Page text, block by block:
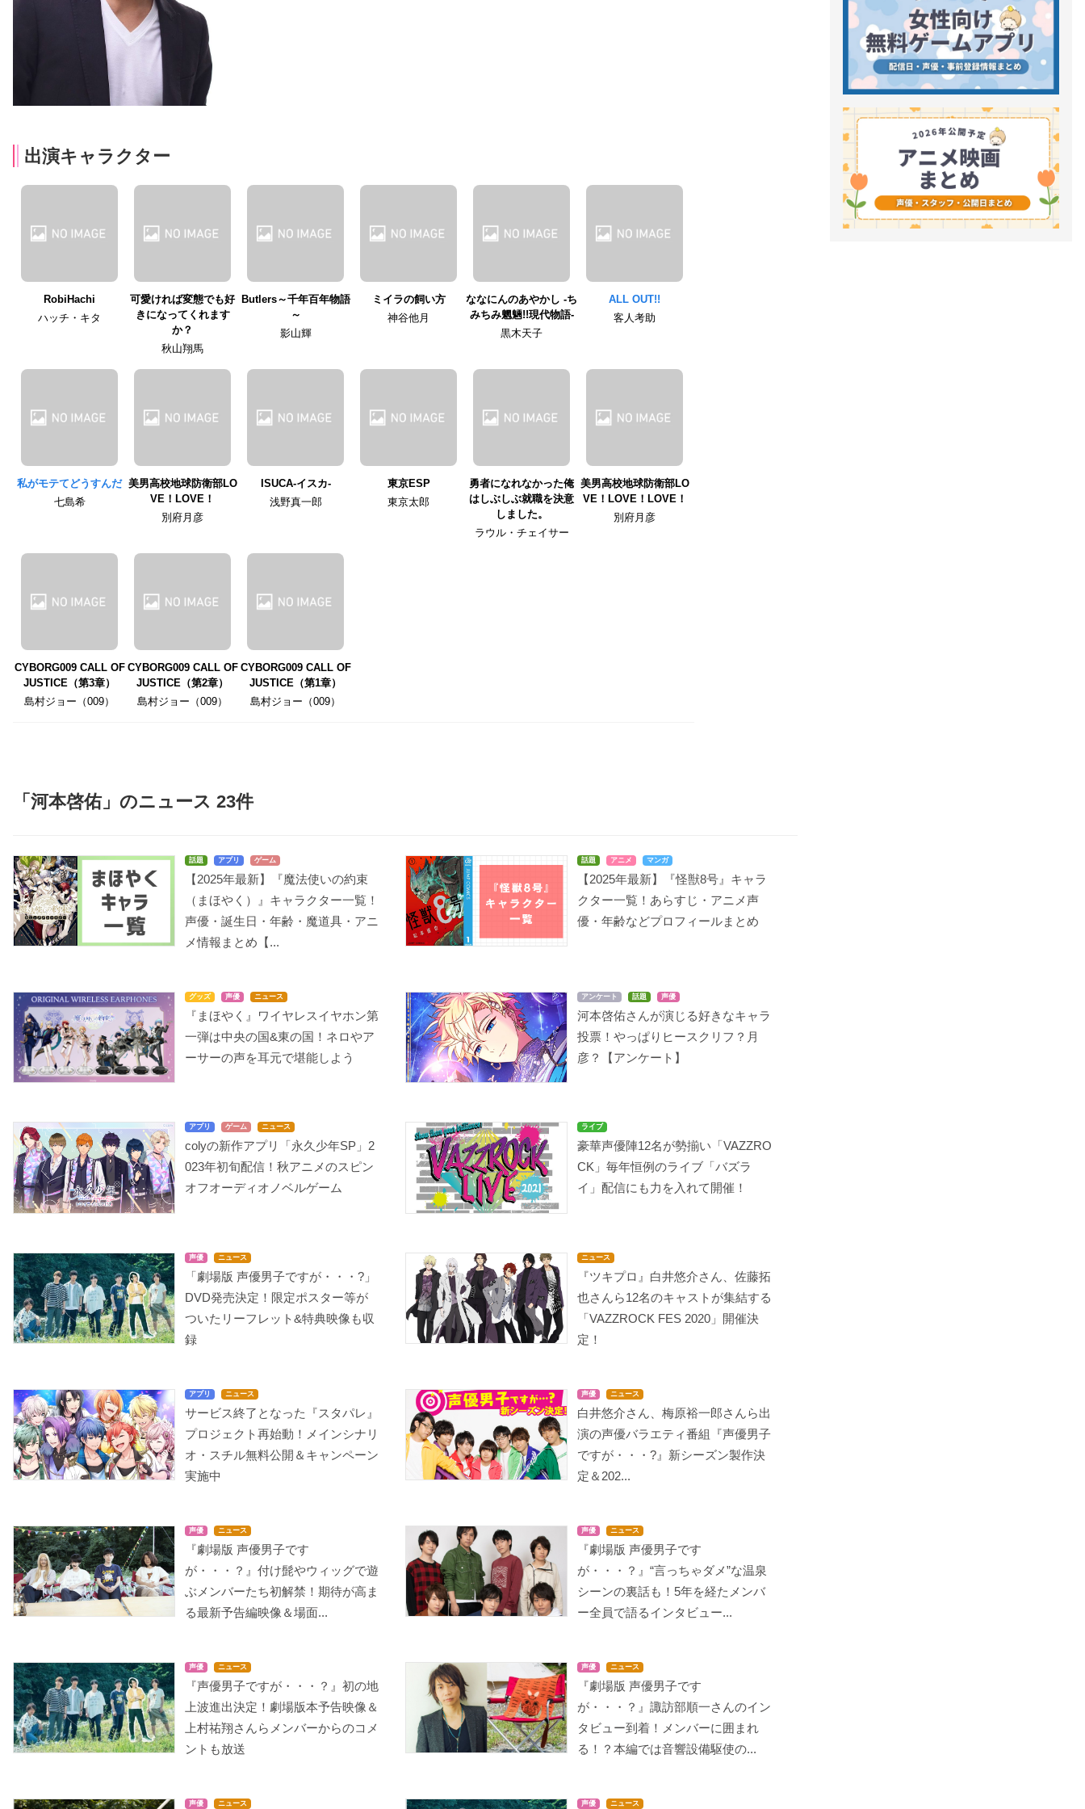
出演キャラクター
RobiHachi
ハッチ・キタ
可愛ければ変態でも好
きになってくれます
か？
秋山翔馬
Butlers～千年百年物語
～
影山輝
ミイラの飼い方
神谷他月
ななにんのあやかし -ち
みちみ魍魎!!現代物語-
黒木天子
ALL OUT!!
客人考助
私がモテてどうすんだ
七島希
美男高校地球防衛部LO
VE！LOVE！
別府月彦
ISUCA-イスカ-
浅野真一郎
東京ESP
東京太郎
勇者になれなかった俺
はしぶしぶ就職を決意
しました。
ラウル・チェイサー
美男高校地球防衛部LO
VE！LOVE！LOVE！
別府月彦
CYBORG009 CALL OF
JUSTICE（第3章）
島村ジョー（009）
CYBORG009 CALL OF
JUSTICE（第2章）
島村ジョー（009）
CYBORG009 CALL OF
JUSTICE（第1章）
島村ジョー（009）
「河本啓佑」のニュース 23件
話題 アプリ ゲーム
【2025年最新】『魔法使いの約束
（まほやく）』キャラクター一覧！
声優・誕生日・年齢・魔道具・アニ
メ情報まとめ【...
話題 アニメ マンガ
【2025年最新】『怪獣8号』キャラ
クター一覧！あらすじ・アニメ声
優・年齢などプロフィールまとめ
グッズ 声優 ニュース
『まほやく』ワイヤレスイヤホン第
一弾は中央の国&東の国！ネロやア
ーサーの声を耳元で堪能しよう
アンケート 話題 声優
河本啓佑さんが演じる好きなキャラ
投票！やっぱりヒースクリフ？月
彦？【アンケート】
アプリ ゲーム ニュース
colyの新作アプリ「永久少年SP」2
023年初旬配信！秋アニメのスピン
オフオーディオノベルゲーム
ライブ
豪華声優陣12名が勢揃い「VAZZRO
CK」毎年恒例のライブ「バズラ
イ」配信にも力を入れて開催！
声優 ニュース
「劇場版 声優男子ですが・・・?」
DVD発売決定！限定ポスター等が
ついたリーフレット&特典映像も収
録
ニュース
『ツキプロ』白井悠介さん、佐藤拓
也さんら12名のキャストが集結する
「VAZZROCK FES 2020」開催決
定！
アプリ ニュース
サービス終了となった『スタパレ』
プロジェクト再始動！メインシナリ
オ・スチル無料公開＆キャンペーン
実施中
声優 ニュース
白井悠介さん、梅原裕一郎さんら出
演の声優バラエティ番組『声優男子
ですが・・・?』新シーズン製作決
定＆202...
声優 ニュース
『劇場版 声優男子です
が・・・？』付け髭やウィッグで遊
ぶメンバーたち初解禁！期待が高ま
る最新予告編映像＆場面...
声優 ニュース
『劇場版 声優男子です
が・・・？』“言っちゃダメ”な温泉
シーンの裏話も！5年を経たメンバ
ー全員で語るインタビュー...
声優 ニュース
『声優男子ですが・・・？』初の地
上波進出決定！劇場版本予告映像＆
上村祐翔さんらメンバーからのコメ
ントも放送
声優 ニュース
『劇場版 声優男子です
が・・・？』諏訪部順一さんのイン
タビュー到着！メンバーに囲まれ
る！？本編では音響設備駆使の...
声優 ニュース 声優 ニュース